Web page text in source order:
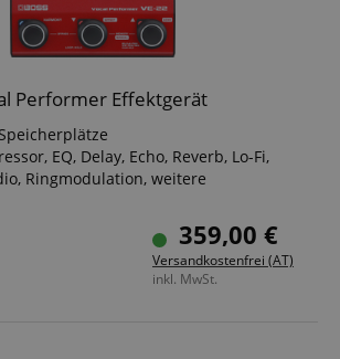
Performer Effektgerät
EQ, Delay, Echo, Reverb, Lo-Fi,
Ringmodulation, weitere
Tonhöhenanpassung, Harmonie- und
2x XLR Ausgänge (Stereo, Dual-
359,00 €
Versandkostenfrei (AT)
inkl. MwSt.